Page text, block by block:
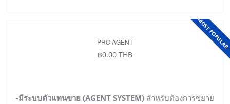
PRO AGENT MOST POPULAR
฿0.00 THB
-มีระบบตัวแทนขาย (AGENT SYSTEM) สำหรับต้องการขยาย